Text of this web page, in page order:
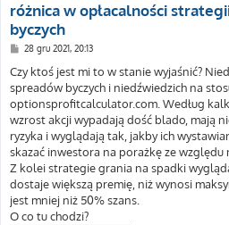
różnica w opłacalności
byczych
P
s
t
28 gru 2021, 20:13
Czy ktoś jest mi to w stanie wyjaśnić?
spreadów byczych i niedźwiedzich na
optionsprofitcalculator.com. Według
wzrost akcji wypadają dość blado, mają
ryzyka i wyglądają tak, jakby ich
skazać inwestora na porażkę ze względu
Z kolei strategie grania na spadki
dostaje większą premię, niż wynosi
jest mniej niż 50% szans.
O co tu chodzi?